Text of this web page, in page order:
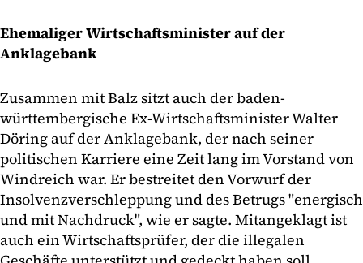
Ehemaliger Wirtschaftsminister auf der
Anklagebank
Zusammen mit Balz sitzt auch der baden-
württembergische Ex-Wirtschaftsminister Walter
Döring auf der Anklagebank, der nach seiner
politischen Karriere eine Zeit lang im Vorstand von
Windreich war. Er bestreitet den Vorwurf der
Insolvenzverschleppung und des Betrugs "energisch
und mit Nachdruck", wie er sagte. Mitangeklagt ist
auch ein Wirtschaftsprüfer, der die illegalen